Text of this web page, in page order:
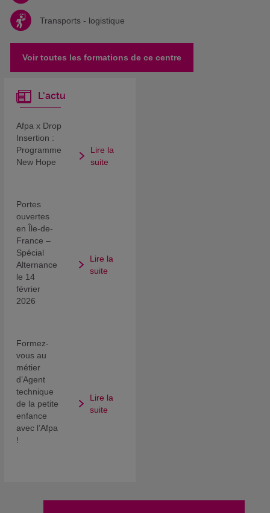
Transports - logistique
Voir toutes les formations de ce centre
L'actu
Afpa x Drop
Insertion :
Programme
New Hope
Lire la
suite
Portes
ouvertes
en Île-de-
France –
Spécial
Alternance
le 14
février
2026
Lire la
suite
Formez-
vous au
métier
d’Agent
technique
de la petite
enfance
avec l’Afpa
!
Lire la
suite